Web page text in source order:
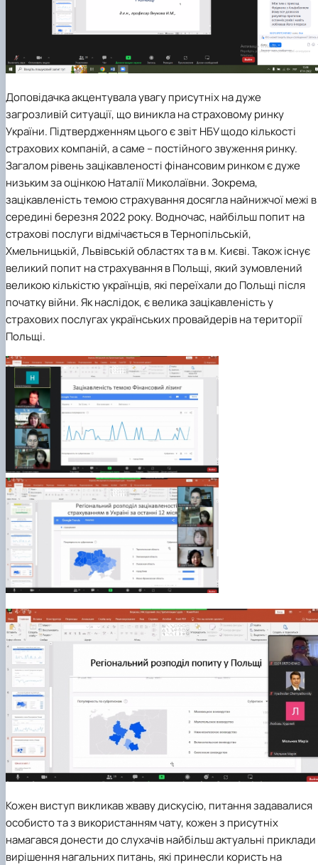
Доповідачка акцентувала увагу присутніх на дуже
загрозливій ситуації, що виникла на страховому ринку
України. Підтвердженням цього є звіт НБУ щодо кількості
страхових компаній, а саме – постійного звуження ринку.
Загалом рівень зацікавленості фінансовим ринком є дуже
низьким за оцінкою Наталії Миколаївни. Зокрема,
зацікавленість темою страхування досягла найнижчої межі в
середині березня 2022 року. Водночас, найбільш попит на
страхові послуги відмічається в Тернопільській,
Хмельницькій, Львівській областях та в м. Києві. Також існує
великий попит на страхування в Польщі, який зумовлений
великою кількістю українців, які переїхали до Польщі після
початку війни. Як наслідок, є велика зацікавленість у
страхових послугах українських провайдерів на території
Польщі.
Кожен виступ викликав жваву дискусію, питання задавалися
особисто та з використанням чату, кожен з присутніх
намагався донести до слухачів найбільш актуальні приклади
вирішення нагальних питань, які принесли користь на